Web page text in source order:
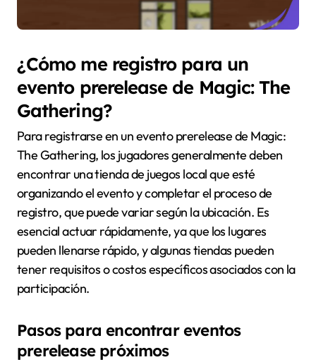
¿Cómo me registro para un
evento prerelease de Magic: The
Gathering?
Para registrarse en un evento prerelease de Magic:
The Gathering, los jugadores generalmente deben
encontrar una tienda de juegos local que esté
organizando el evento y completar el proceso de
registro, que puede variar según la ubicación. Es
esencial actuar rápidamente, ya que los lugares
pueden llenarse rápido, y algunas tiendas pueden
tener requisitos o costos específicos asociados con la
participación.
Pasos para encontrar eventos
prerelease próximos